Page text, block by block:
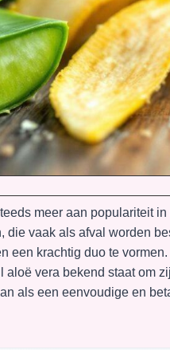
meer aan populariteit
vaak als afval worden
een krachtig duo te
vera bekend staat om
als een eenvoudige en